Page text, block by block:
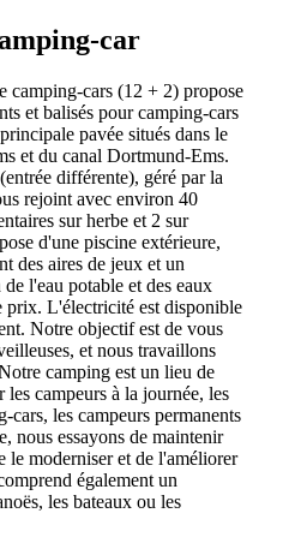
car
camping-cars (12 + 2) propose
et balisés pour camping-cars
pavée situés dans le
et du canal Dortmund-Ems.
différente), géré par la
rejoint avec environ 40
sur herbe et 2 sur
d'une piscine extérieure,
des aires de jeux et un
l'eau potable et des eaux
prix. L'électricité est disponible
Notre objectif est de vous
et nous travaillons
camping est un lieu de
les campeurs à la journée, les
cars, les campeurs permanents
nous essayons de maintenir
le moderniser et de l'améliorer
également un
les bateaux ou les